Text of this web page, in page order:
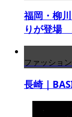
福岡・柳
りが登場
ファッショ
長崎｜